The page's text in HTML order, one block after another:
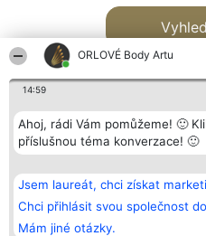
ORLOVÉ Body Artu
14:59
Ahoj, rádi Vám pomůžeme! 🙂
příslušnou téma konverzace! 🙂
Jsem laureát, chci získat
Chci přihlásit svou společnost
Mám jiné otázky.
Bright Side Solutions sp. z o.
o. sp. k.
ul. Ruska 22
Wrocław 50-079
KRS 0000749100 | Regon
laureátů
Zásady